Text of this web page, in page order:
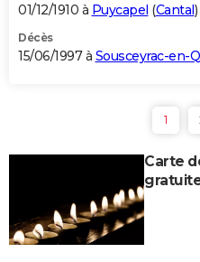
01/12/1910 à Puycapel (Cantal)
Décès
15/06/1997 à Sousceyrac-en-
1
Carte